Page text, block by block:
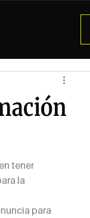
tener
la
para